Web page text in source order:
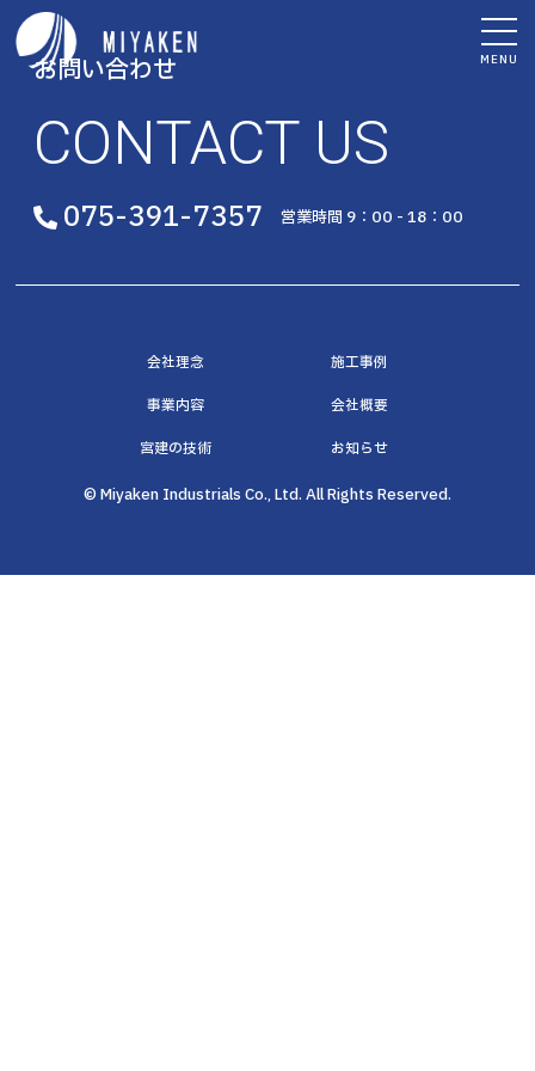
MENU
お問い合わせ
CONTACT US
075-391-7357 営業時間 9：00 - 18：00
会社理念 施工事例
事業内容 会社概要
宮建の技術 お知らせ
© Miyaken Industrials Co., Ltd. All Rights Reserved.